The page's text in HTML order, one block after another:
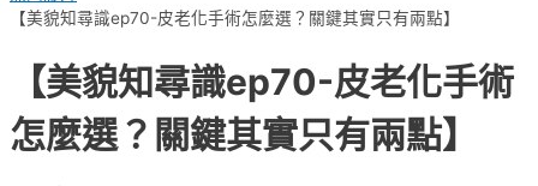
【美貌知尋識ep70-皮老化手術怎麼選？關鍵其實只有兩點】
【美貌知尋識ep70-皮老化手術
怎麼選？關鍵其實只有兩點】